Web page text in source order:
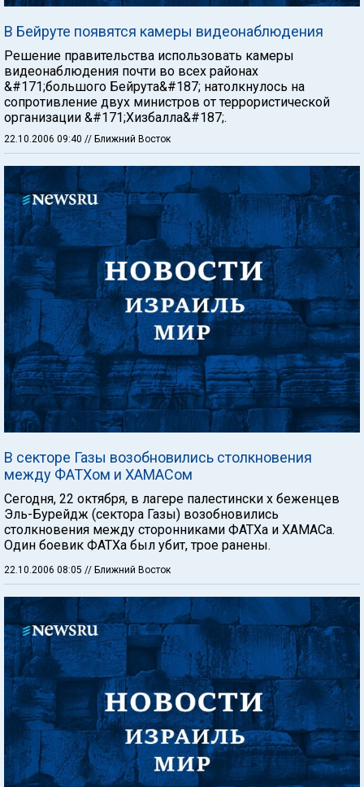
В Бейруте появятся камеры видеонаблюдения
Решение правительства использовать камеры
видеонаблюдения почти во всех районах
&#171;большого Бейрута&#187; натолкнулось на
сопротивление двух министров от террористической
организации &#171;Хизбалла&#187;.
22.10.2006 09:40 // Ближний Восток
В секторе Газы возобновились столкновения
между ФАТХом и ХАМАСом
Сегодня, 22 октября, в лагере палестински х беженцев
Эль-Бурейдж (сектора Газы) возобновились
столкновения между сторонниками ФАТХа и ХАМАСа.
Один боевик ФАТХа был убит, трое ранены.
22.10.2006 08:05 // Ближний Восток